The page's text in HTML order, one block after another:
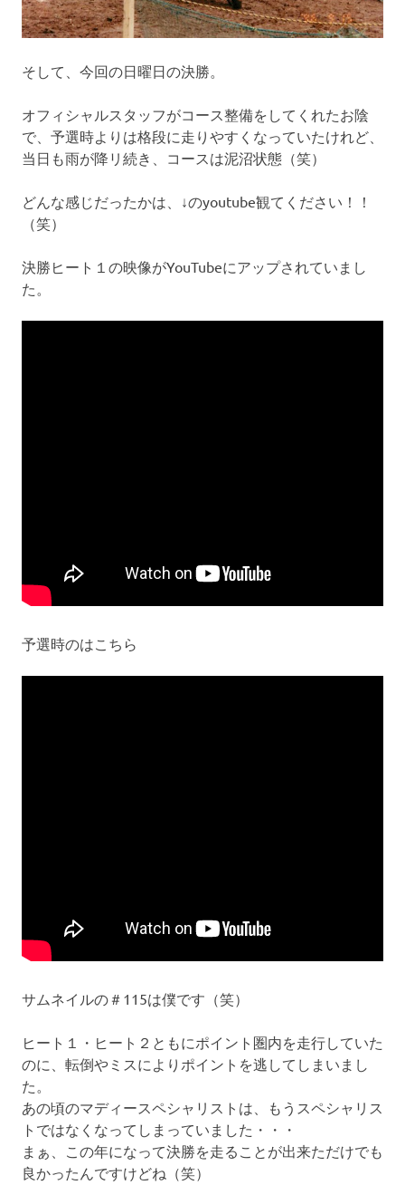
そして、今回の日曜日の決勝。
オフィシャルスタッフがコース整備をしてくれたお陰
で、予選時よりは格段に走りやすくなっていたけれど、
当日も雨が降リ続き、コースは泥沼状態（笑）
どんな感じだったかは、↓のyoutube観てください！！
（笑）
決勝ヒート１の映像がYouTubeにアップされていまし
た。
予選時のはこちら
サムネイルの＃115は僕です（笑）
ヒート１・ヒート２ともにポイント圏内を走行していた
のに、転倒やミスによりポイントを逃してしまいまし
た。
あの頃のマディースペシャリストは、もうスペシャリス
トではなくなってしまっていました・・・
まぁ、この年になって決勝を走ることが出来ただけでも
良かったんですけどね（笑）